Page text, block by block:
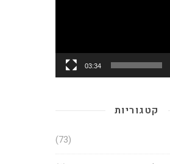
03:34
קטגוריות
(73)